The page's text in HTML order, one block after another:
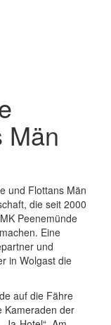
Män
und Flottans Män
die seit 2000
Peenemünde
Eine
und
in Wolgast die
auf die Fähre
Kameraden der